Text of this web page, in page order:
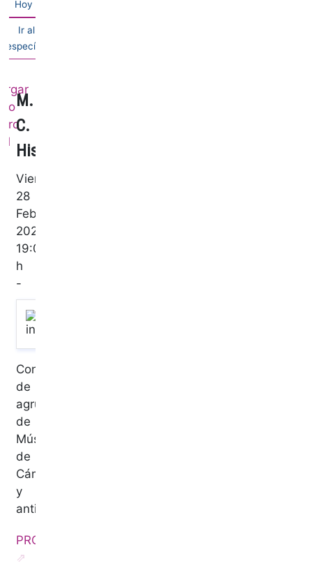
Hoy
Ir al mes
específico
M.
C.
Historia
Viernes,
28
Febrero
2025
19:00
h
-
Concierto
de
agrupaciones
de
Música
de
Cámara
y
antigua.
PROGRAMA